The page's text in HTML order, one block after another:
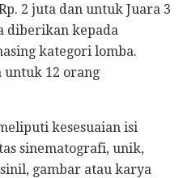
2 juta dan untuk Juara 3
diberikan kepada
kategori lomba.
untuk 12 orang
kesesuaian isi
sinematografi, unik,
gambar atau karya